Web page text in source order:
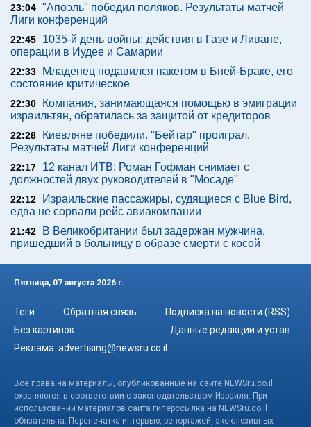
23:04 "Апоэль" победил поляков. Результаты матчей
Лиги конференций
22:45
1035-й день войны: действия в Газе и Ливане,
операции в Иудее и Самарии
22:33
Младенец подавился пакетом в Бней-Браке, его
состояние критическое
22:30
Компания, занимающаяся помощью в эмиграции
израильтян, обратилась за защитой от кредиторов
22:28
Киевляне победили. "Бейтар" проиграл.
Результаты матчей Лиги конференций
22:17
12 канал ИТВ: Роман Гофман снимает с
должностей двух руководителей в "Мосаде"
22:12
Израильские пассажиры, судящиеся с Blue Bird,
едва не сорвали рейс авиакомпании
21:42
В Великобритании был задержан мужчина,
пришедший в больницу в образе смерти с косой
Пятница, 07 августа 2026 г.
Теги Обратная связь
Подписка на новости (RSS)
Без картинок
Данные редакции и устав
Реклама: advertising@newsru.co.il
Все права на материалы, опубликованные на сайте NEWSru.co.il ,
охраняются в соответствии с законодательством Израиля. При
использовании материалов сайта гиперссылка на NEWSru.co.il
обязательна. Перепечатка интервью, репортажей, эксклюзивных